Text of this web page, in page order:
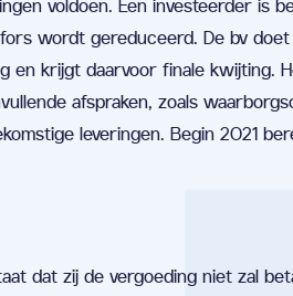
voldoen. Een investeerder is
wordt gereduceerd. De bv
en krijgt daarvoor finale kwijting.
afspraken, zoals
leveringen. Begin 2021
dat zij de vergoeding niet zal